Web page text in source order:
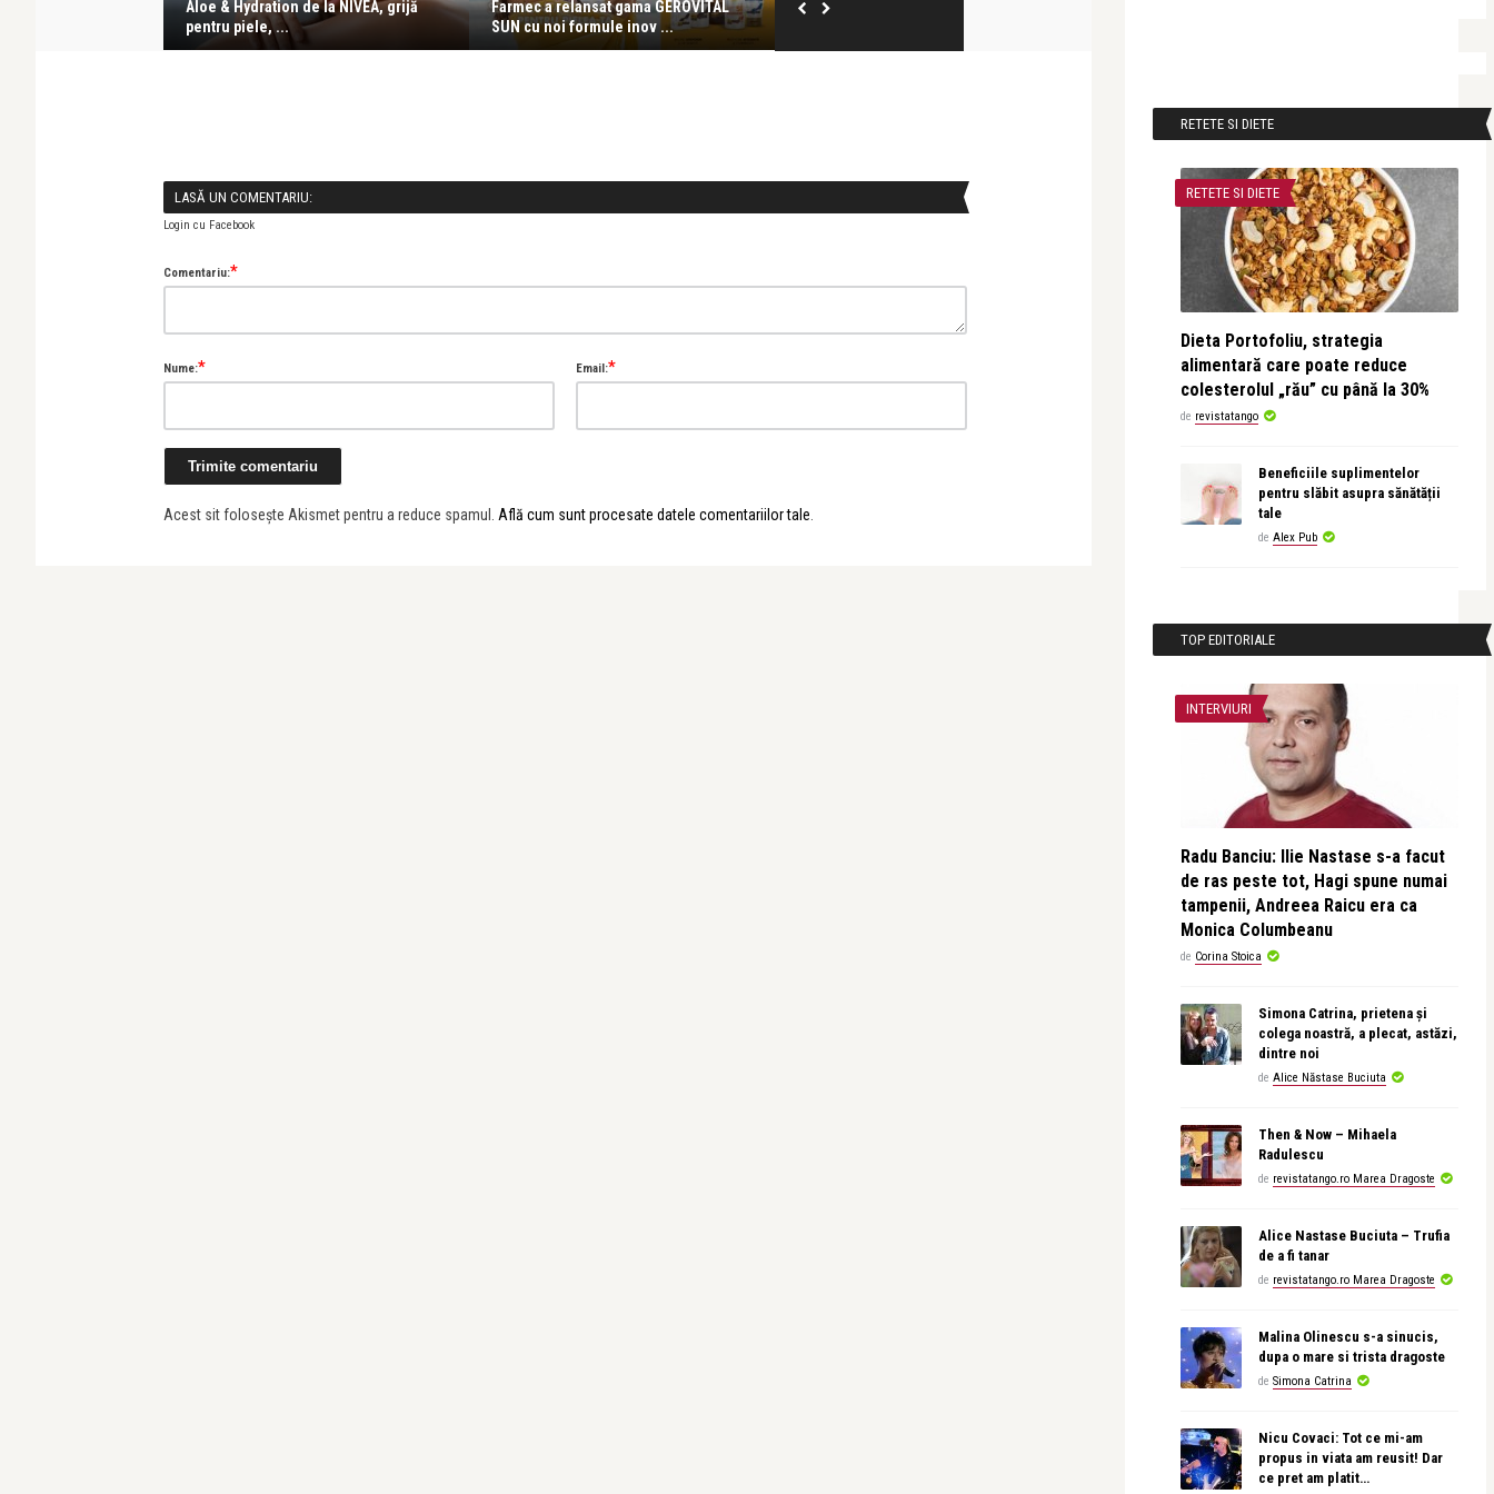
Aloe & Hydration de la NIVEA, grijă
pentru piele, ...
Farmec a relansat gama GEROVITAL
SUN cu noi formule inov ...
Zilele însorite încep cu SPF!
LASĂ UN COMENTARIU:
Login cu Facebook
Comentariu:*
Nume:* Email:*
Acest sit folosește Akismet pentru a reduce spamul. Află cum sunt procesate datele comentariilor tale
RETETE SI DIETE
RETETE SI DIETE
Dieta Portofoliu, strategia
alimentară care poate reduce
colesterolul „rău” cu până la 30%
de revistatango
Beneficiile suplimentelor
pentru slăbit asupra sănătății
tale
de Alex Pub
TOP EDITORIALE
INTERVIURI
Radu Banciu: Ilie Nastase s-a facut
de ras peste tot, Hagi spune numai
tampenii, Andreea Raicu era ca
Monica Columbeanu
de Corina Stoica
Simona Catrina, prietena și
colega noastră, a plecat, astăzi,
dintre noi
de Alice Năstase Buciuta
Then & Now – Mihaela
Radulescu
de revistatango.ro Marea Dragoste
Alice Nastase Buciuta – Trufia
de a fi tanar
de revistatango.ro Marea Dragoste
Malina Olinescu s-a sinucis,
dupa o mare si trista dragoste
de Simona Catrina
Nicu Covaci: Tot ce mi-am
propus in viata am reusit! Dar
ce pret am platit…